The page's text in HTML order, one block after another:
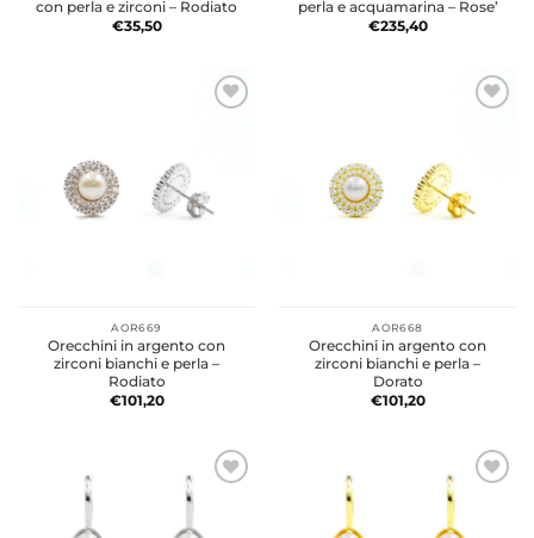
con perla e zirconi – Rodiato
€35,50
perla e acquamarina – Rose’
€235,40
AOR669
Orecchini in argento con
zirconi bianchi e perla –
Rodiato
€101,20
AOR668
Orecchini in argento con
zirconi bianchi e perla –
Dorato
€101,20